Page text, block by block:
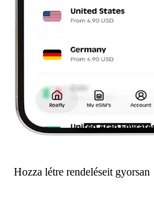
Hozza létre rendeléseit gyorsan